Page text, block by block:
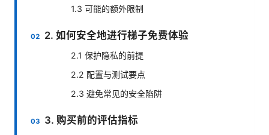
1.3 可能的额外限制
2. 如何安全地进行梯子免费体验
2.1 保护隐私的前提
2.2 配置与测试要点
2.3 避免常见的安全陷阱
3. 购买前的评估指标